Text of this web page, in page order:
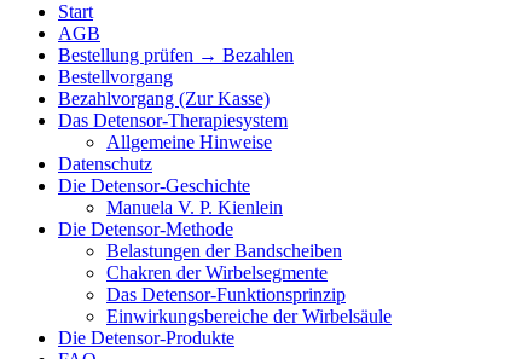
Start
AGB
Bestellung prüfen → Bezahlen
Bestellvorgang
Bezahlvorgang (Zur Kasse)
Das Detensor-Therapiesystem
Allgemeine Hinweise
Datenschutz
Die Detensor-Geschichte
Manuela V. P. Kienlein
Die Detensor-Methode
Belastungen der Bandscheiben
Chakren der Wirbelsegmente
Das Detensor-Funktionsprinzip
Einwirkungsbereiche der Wirbelsäule
Die Detensor-Produkte